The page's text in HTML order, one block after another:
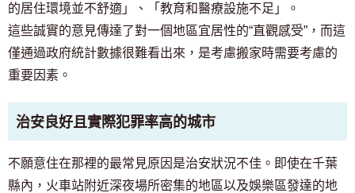
的居住環境並不舒適」、「教育和醫療設施不足」。
這些誠實的意見傳達了對一個地區宜居性的“直觀感受”，而這
僅通過政府統計數據很難看出來，是考慮搬家時需要考慮的
重要因素。
治安良好且實際犯罪率高的城市
不願意住在那裡的最常見原因是治安狀況不佳。即使在千葉
縣內，火車站附近深夜場所密集的地區以及娛樂區發達的地